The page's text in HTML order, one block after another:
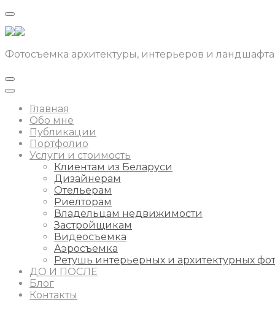
Фотосъемка архитектуры, интерьеров и ландшафта
Главная
Обо мне
Публикации
Портфолио
Услуги и стоимость
Клиентам из Беларуси
Дизайнерам
Отельерам
Риелторам
Владельцам недвижимости
Застройщикам
Видеосъемка
Аэросъемка
Ретушь интерьерных и архитектурных
ДО И ПОСЛЕ
Блог
Контакты